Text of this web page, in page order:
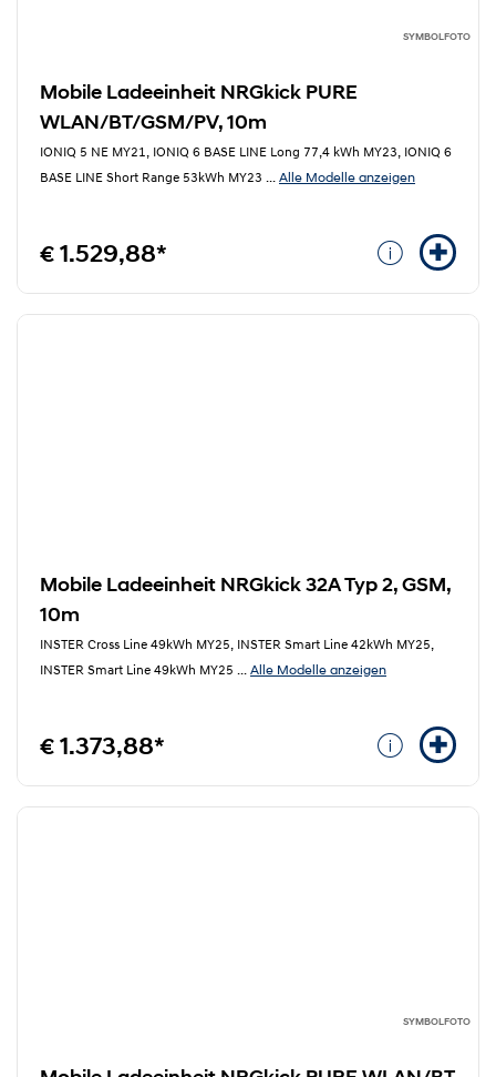
SYMBOLFOTO
Mobile Ladeeinheit NRGkick PURE
WLAN/BT/GSM/PV, 10m
IONIQ 5 NE MY21, IONIQ 6 BASE LINE Long 77,4 kWh MY23, IONIQ 6
BASE LINE Short Range 53kWh MY23 ... Alle Modelle anzeigen
€ 1.529,88*
Mobile Ladeeinheit NRGkick 32A Typ 2, GSM,
10m
INSTER Cross Line 49kWh MY25, INSTER Smart Line 42kWh MY25,
INSTER Smart Line 49kWh MY25 ... Alle Modelle anzeigen
€ 1.373,88*
SYMBOLFOTO